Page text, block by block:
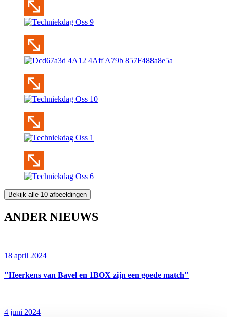
Bekijk alle 10 afbeeldingen
ANDER NIEUWS
18 april 2024
"Heerkens van Bavel en 1BOX zijn een goede match"
4 juni 2024